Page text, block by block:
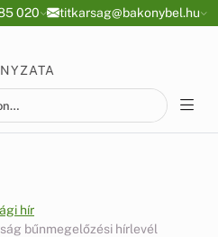
020 titkarsag@bakonybel.hu
hír
bűnmegelőzési hírlevél